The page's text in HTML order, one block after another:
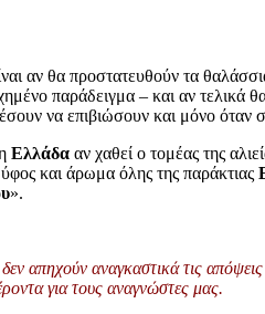
αν θα προστατευθούν τα
παράδειγμα – και αν τελικά
να επιβιώσουν και μόνο όταν
Ελλάδα αν χαθεί ο τομέας της
ύφος και άρωμα όλης της παράκτιας
».
απηχούν αναγκαστικά τις
για τους αναγνώστες μας.